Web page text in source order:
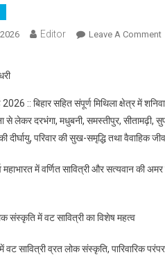
Editor Leave A Comment
:: बिहार सहित संपूर्ण मिथिला क्षेत्र में
से लेकर दरभंगा, मधुबनी, समस्तीपुर,
दीर्घायु, परिवार की सुख-समृद्धि तथा वैवाहिक
महाभारत में वर्णित सावित्री और सत्यवान की
संस्कृति में वट सावित्री का विशेष महत्व
में वट सावित्री व्रत लोक संस्कृति, पारिवारिक